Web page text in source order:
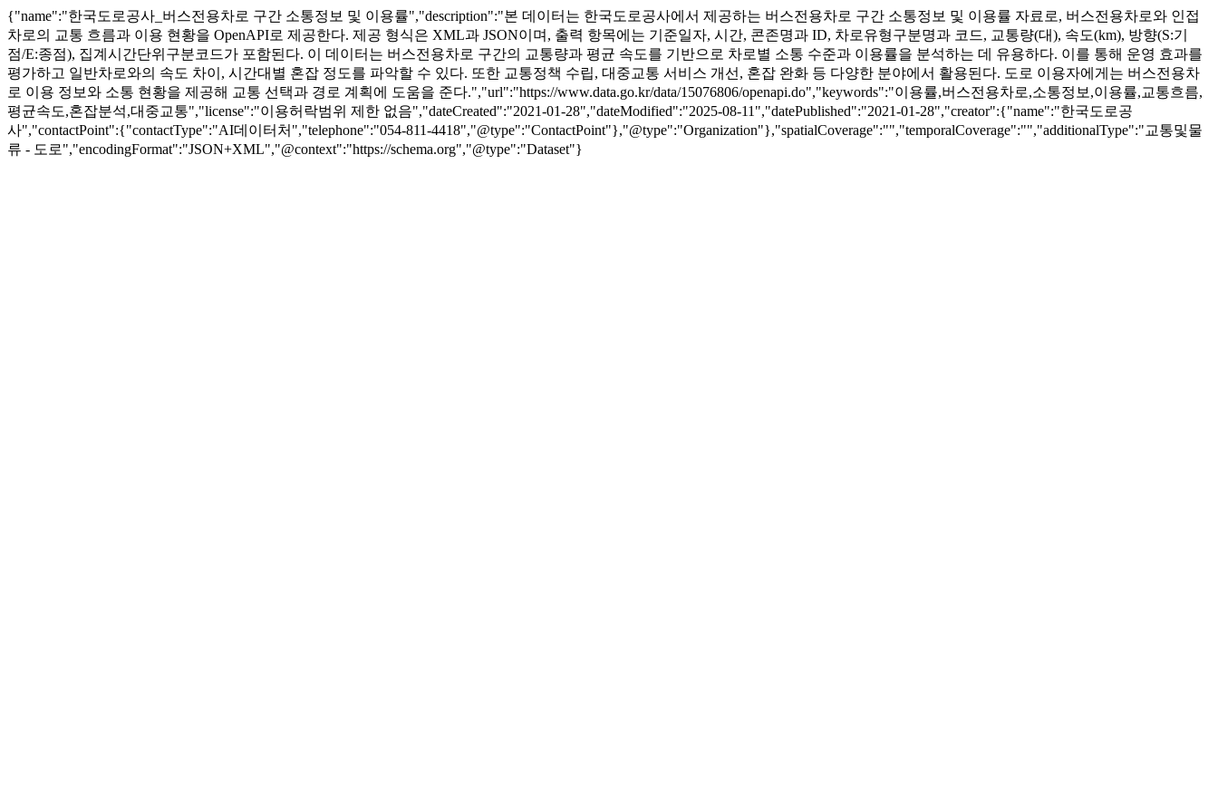
{"name":"한국도로공사_버스전용차로 구간 소통정보 및 이용률","description":"본 데이터는 한국도로공사에서 제공하는 버스전용차로 구간 소통정보 및 이용률 자료로, 버스전용차로와 인접
차로의 교통 흐름과 이용 현황을 OpenAPI로 제공한다. 제공 형식은 XML과 JSON이며, 출력 항목에는 기준일자, 시간, 콘존명과 ID, 차로유형구분명과 코드, 교통량(대), 속도(km), 방향(S:기
점/E:종점), 집계시간단위구분코드가 포함된다. 이 데이터는 버스전용차로 구간의 교통량과 평균 속도를 기반으로 차로별 소통 수준과 이용률을 분석하는 데 유용하다. 이를 통해 운영 효과를
평가하고 일반차로와의 속도 차이, 시간대별 혼잡 정도를 파악할 수 있다. 또한 교통정책 수립, 대중교통 서비스 개선, 혼잡 완화 등 다양한 분야에서 활용된다. 도로 이용자에게는 버스전용차
로 이용 정보와 소통 현황을 제공해 교통 선택과 경로 계획에 도움을 준다.","url":"https://www.data.go.kr/data/15076806/openapi.do","keywords":"이용률,버스전용차로,소통정보,이용률,교통흐름,
평균속도,혼잡분석,대중교통","license":"이용허락범위 제한 없음","dateCreated":"2021-01-28","dateModified":"2025-08-11","datePublished":"2021-01-28","creator":{"name":"한국도로공
사","contactPoint":{"contactType":"AI데이터처","telephone":"054-811-4418","@type":"ContactPoint"},"@type":"Organization"},"spatialCoverage":"","temporalCoverage":"","additionalType":"교통및물
류 - 도로","encodingFormat":"JSON+XML","@context":"https://schema.org","@type":"Dataset"}